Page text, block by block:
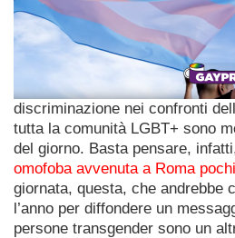
discriminazione nei confronti
tutta la comunità LGBT+ sono
del giorno. Basta pensare,
omofoba avvenuta a Roma
giornata, questa, che andrebbe
l’anno per diffondere un
persone transgender sono un